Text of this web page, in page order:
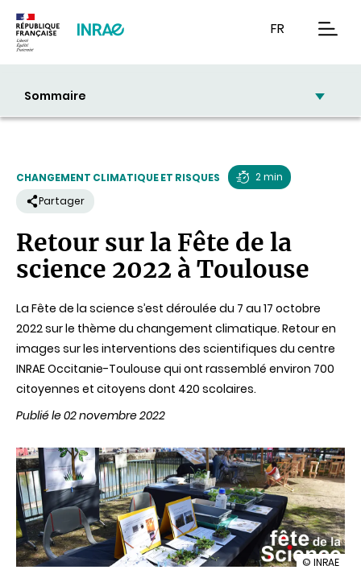
FR
Sommaire
CHANGEMENT CLIMATIQUE ET RISQUES
lecture
2 min
Partager
Retour sur la Fête de la
science 2022 à Toulouse
La Fête de la science s’est déroulée du 7 au 17 octobre
2022 sur le thème du changement climatique. Retour en
images sur les interventions des scientifiques du centre
INRAE Occitanie-Toulouse qui ont rassemblé environ 700
citoyennes et citoyens dont 420 scolaires.
Publié le 02 novembre 2022
illustration
© INRAE